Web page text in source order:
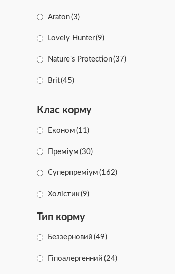
Araton(3)
Lovely Hunter(9)
Nature's Protection(37)
Brit(45)
Клас корму
Економ (11)
Преміум (30)
Суперпреміум (162)
Холістик(9)
Тип корму
Беззерновий (49)
Гіпоалергенний (24)